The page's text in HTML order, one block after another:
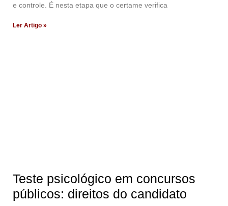
e controle. É nesta etapa que o certame verifica
Ler Artigo »
Teste psicológico em concursos
públicos: direitos do candidato